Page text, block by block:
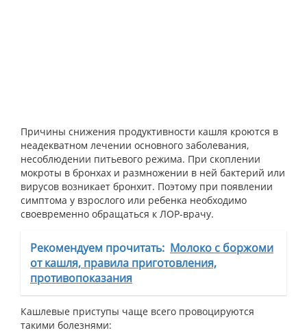
Причины снижения продуктивности кашля кроются в
неадекватном лечении основного заболевания,
несоблюдении питьевого режима. При скоплении
мокроты в бронхах и размножении в ней бактерий или
вирусов возникает бронхит. Поэтому при появлении
симптома у взрослого или ребенка необходимо
своевременно обращаться к ЛОР-врачу.
Рекомендуем прочитать: Молоко с боржоми
от кашля, правила приготовления,
противопоказания
Кашлевые приступы чаще всего провоцируются
такими болезнями: